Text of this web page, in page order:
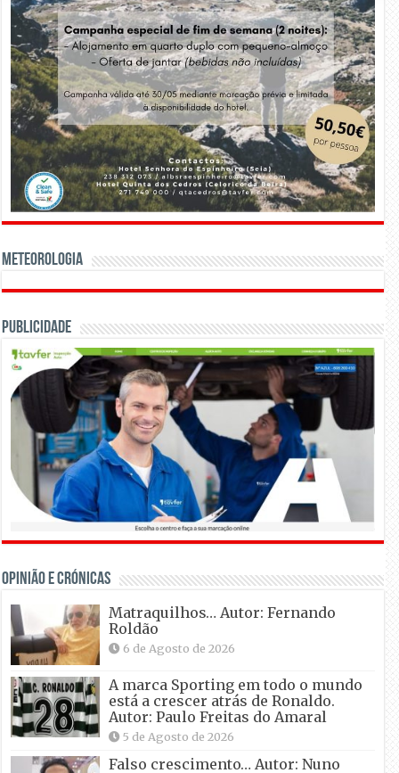
Meteorologia
Publicidade
OPINIÃO E CRÓNICAS
Matraquilhos… Autor: Fernando
Roldão
6 de Agosto de 2026
A marca Sporting em todo o mundo
está a crescer atrás de Ronaldo.
Autor: Paulo Freitas do Amaral
5 de Agosto de 2026
Falso crescimento… Autor: Nuno